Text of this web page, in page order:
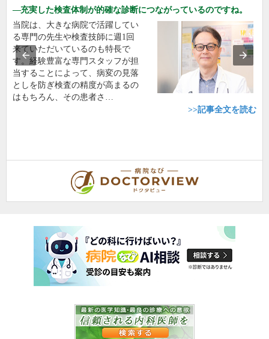
充実した検査体制が的確な診断につながっているのですね。
当院は、大きな病院で活躍してい
る専門の先生や検査技師に週1回
来ていただいているのも特長で
す。経験豊富な専門スタッフが担
当することによって、病変の見落
としを防ぎ検査の精度が高まるの
はもちろん、その患者さ…
>>記事全文を読む